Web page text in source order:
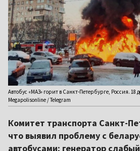
Автобус «МАЗ» горит в Санкт-Петербурге, Россия. 18
Megapolisonline / Telegram
Комитет транспорта Санкт-
что выявил проблему с
автобусами: генератор